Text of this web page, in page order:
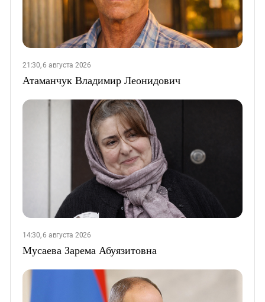
21:30, 6 августа 2026
Атаманчук Владимир Леонидович
14:30, 6 августа 2026
Мусаева Зарема Абуязитовна